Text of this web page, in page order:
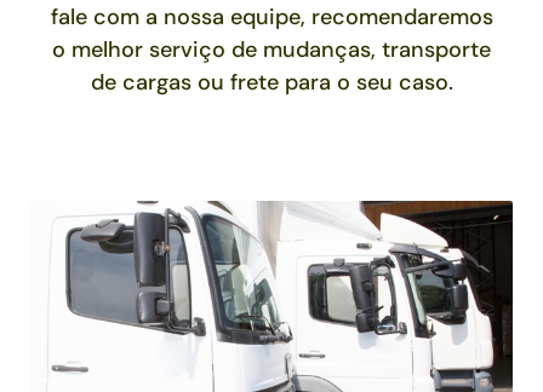
fale com a nossa equipe, recomendaremos
o melhor serviço de mudanças, transporte
de cargas ou frete para o seu caso.